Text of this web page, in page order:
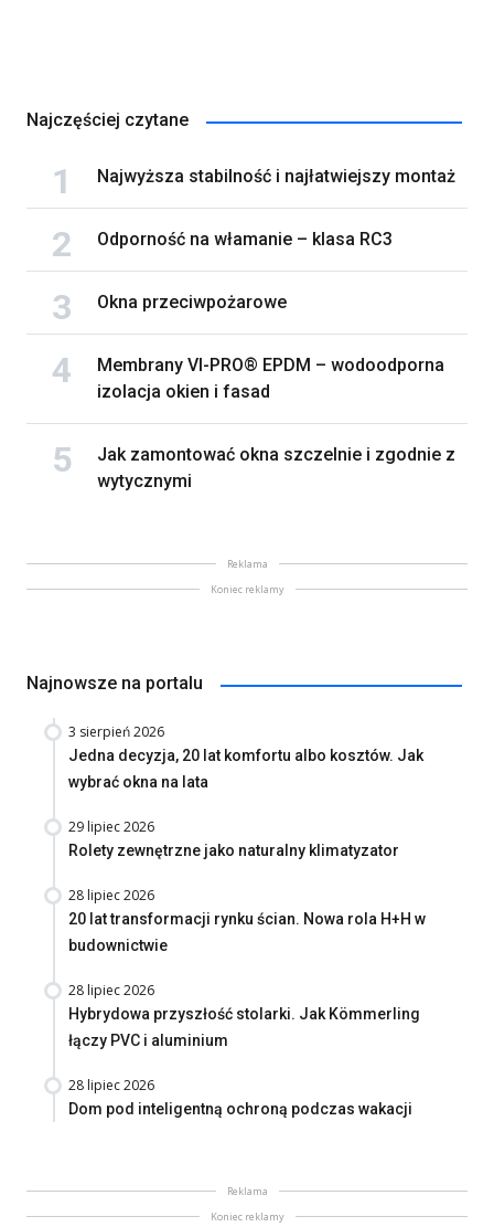
Najczęściej czytane
Najwyższa stabilność i najłatwiejszy montaż
Odporność na włamanie – klasa RC3
Okna przeciwpożarowe
Membrany VI-PRO® EPDM – wodoodporna
izolacja okien i fasad
Jak zamontować okna szczelnie i zgodnie z
wytycznymi
Reklama
Koniec reklamy
Najnowsze na portalu
3 sierpień 2026
Jedna decyzja, 20 lat komfortu albo kosztów. Jak
wybrać okna na lata
29 lipiec 2026
Rolety zewnętrzne jako naturalny klimatyzator
28 lipiec 2026
20 lat transformacji rynku ścian. Nowa rola H+H w
budownictwie
28 lipiec 2026
Hybrydowa przyszłość stolarki. Jak Kömmerling
łączy PVC i aluminium
28 lipiec 2026
Dom pod inteligentną ochroną podczas wakacji
Reklama
Koniec reklamy